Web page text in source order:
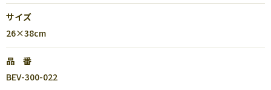
サイズ
26×38cm
品 番
BEV-300-022